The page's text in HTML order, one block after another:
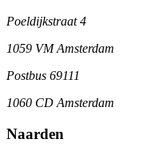
Poeldijkstraat 4
1059 VM Amsterdam
Postbus 69111
1060 CD Amsterdam
Naarden